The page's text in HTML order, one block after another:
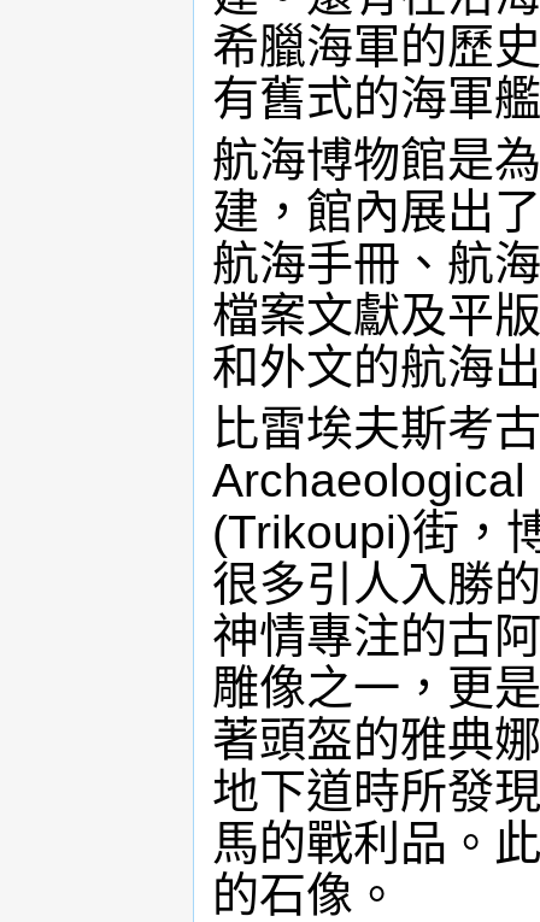
希臘海軍的歷
有舊式的海軍
航海博物館是
建，館內展出
航海手冊、航
檔案文獻及平
和外文的航海
比雷埃夫斯考
Archaeological
(Trikoupi)街，
很多引人入勝
神情專注的古
雕像之一，更
著頭盔的雅典
地下道時所發
馬的戰利品。
的石像。